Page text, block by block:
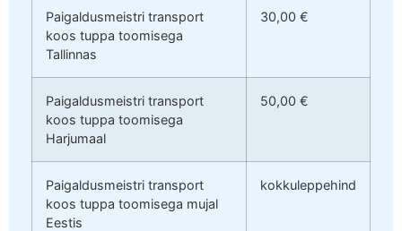
Paigaldusmeistri transport
koos tuppa toomisega
Tallinnas
30,00 €
Paigaldusmeistri transport
koos tuppa toomisega
Harjumaal
50,00 €
Paigaldusmeistri transport
koos tuppa toomisega mujal
Eestis
kokkuleppehind